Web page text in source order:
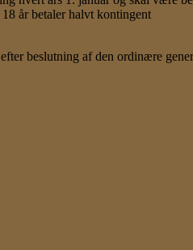
år betaler halvt kontingent
beslutning af den ordinære